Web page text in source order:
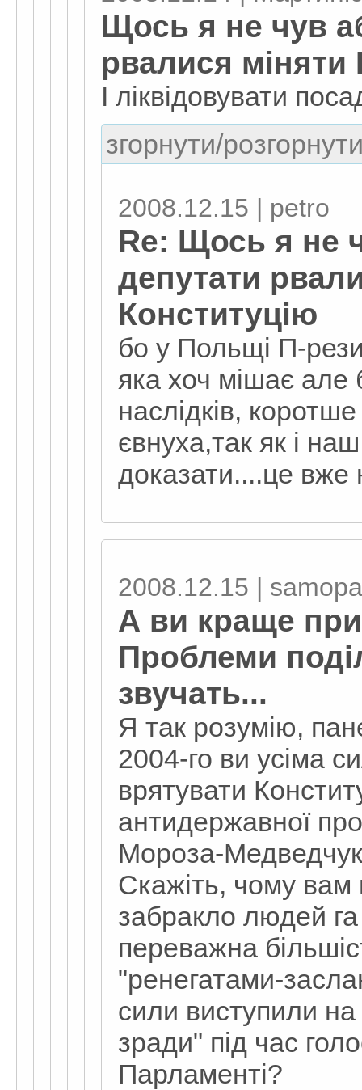
Щось я не чув
рвалися міняти
І ліквідовувати
згорнути/
2008.12.15 | petro
Re: Щось я не
депутати
Конституцію
бо у Польщі П-
яка хоч мішає але
наслідків,
євнуха,так як і
доказати....це вже
2008.12.15 |
А ви краще
Проблеми
звучать...
Я так розумію,
2004-го ви усіма
врятувати
антидержавної
Мороза-
Скажіть, чому
забракло людей
переважна
"ренегатами-
сили виступили на
зради" під час
Парламенті?